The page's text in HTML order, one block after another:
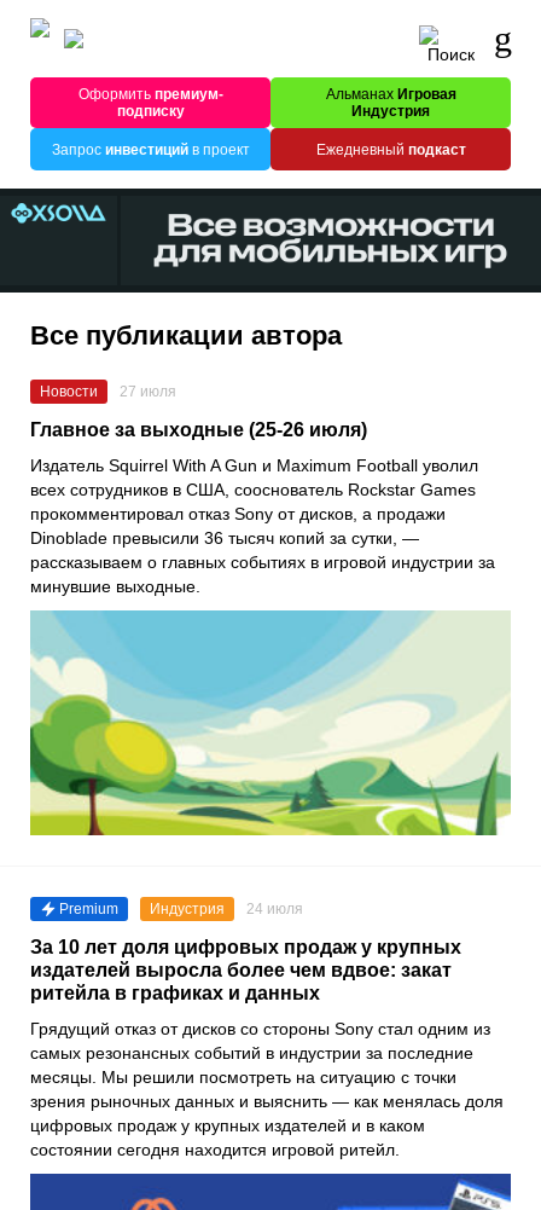
Оформитьпремиум-
подписку
Альманах Игровая
Индустрия
Запрос инвестицийв проект Ежедневный подкаст
Все публикации автора
Новости 27 июля
Главное за выходные (25-26 июля)
Издатель Squirrel With A Gun и Maximum Football уволил
всех сотрудников в США, сооснователь Rockstar Games
прокомментировал отказ Sony от дисков, а продажи
Dinoblade превысили 36 тысяч копий за сутки, —
рассказываем о главных событиях в игровой индустрии за
минувшие выходные.
Premium Индустрия 24 июля
За 10 лет доля цифровых продаж у крупных
издателей выросла более чем вдвое: закат
ритейла в графиках и данных
Грядущий отказ от дисков со стороны Sony стал одним из
самых резонансных событий в индустрии за последние
месяцы. Мы решили посмотреть на ситуацию с точки
зрения рыночных данных и выяснить — как менялась доля
цифровых продаж у крупных издателей и в каком
состоянии сегодня находится игровой ритейл.